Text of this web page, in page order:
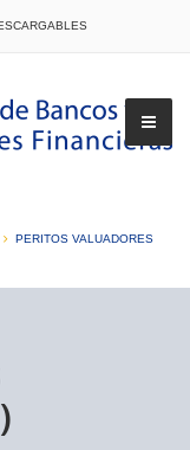
PERITOS VALUADORES